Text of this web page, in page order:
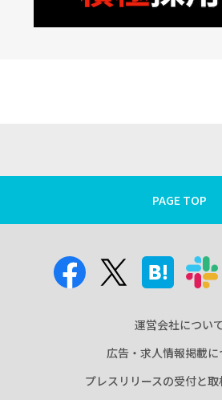
PAGE TOP
運営会社につい
広告・求人情報掲載に
プレスリリースの受付と